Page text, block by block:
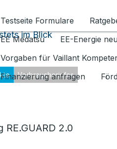
Testseite Formulare
EE Medatsu
EE-Energie
Vorgaben für Vaillant
Finanzierung anfragen
im Blick
Verbraucherinfos
2.0